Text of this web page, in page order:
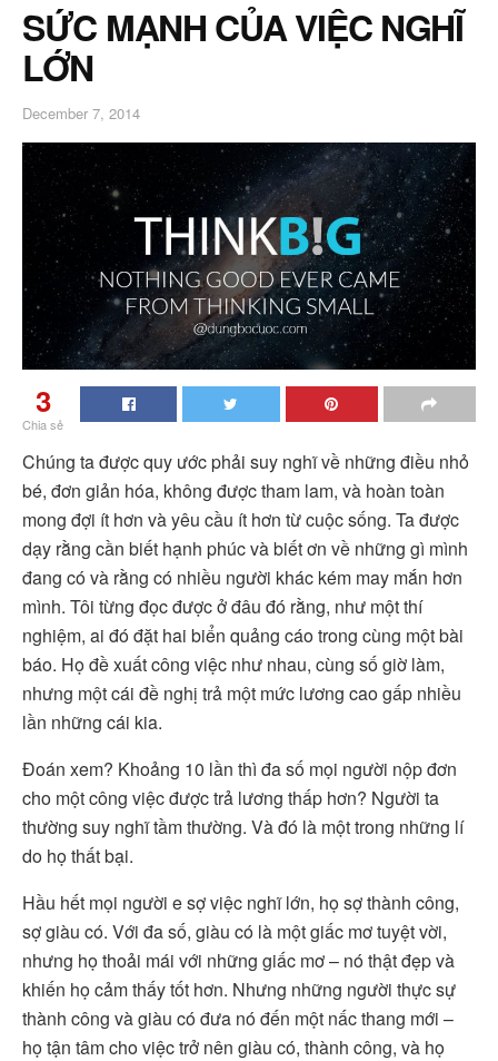
SỨC MẠNH CỦA VIỆC NGHĨ
LỚN
December 7, 2014
3
Chia sẻ
Chúng ta được quy ước phải suy nghĩ về những điều nhỏ
bé, đơn giản hóa, không được tham lam, và hoàn toàn
mong đợi ít hơn và yêu cầu ít hơn từ cuộc sống. Ta được
dạy rằng cần biết hạnh phúc và biết ơn về những gì mình
đang có và rằng có nhiều người khác kém may mắn hơn
mình. Tôi từng đọc được ở đâu đó rằng, như một thí
nghiệm, ai đó đặt hai biển quảng cáo trong cùng một bài
báo. Họ đề xuất công việc như nhau, cùng số giờ làm,
nhưng một cái đề nghị trả một mức lương cao gấp nhiều
lần những cái kia.
Đoán xem? Khoảng 10 lần thì đa số mọi người nộp đơn
cho một công việc được trả lương thấp hơn? Người ta
thường suy nghĩ tầm thường. Và đó là một trong những lí
do họ thất bại.
Hầu hết mọi người e sợ việc nghĩ lớn, họ sợ thành công,
sợ giàu có. Với đa số, giàu có là một giấc mơ tuyệt vời,
nhưng họ thoải mái với những giấc mơ – nó thật đẹp và
khiến họ cảm thấy tốt hơn. Nhưng những người thực sự
thành công và giàu có đưa nó đến một nấc thang mới –
họ tận tâm cho việc trở nên giàu có, thành công, và họ